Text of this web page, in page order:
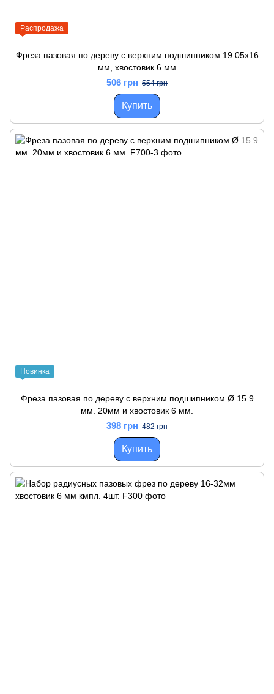
Распродажа
Фреза пазовая по дереву с верхним подшипником 19.05х16
мм, хвостовик 6 мм
506 грн 554 грн
Купить
Новинка
Фреза пазовая по дереву с верхним подшипником Ø 15.9
мм. 20мм и хвостовик 6 мм.
398 грн 482 грн
Купить